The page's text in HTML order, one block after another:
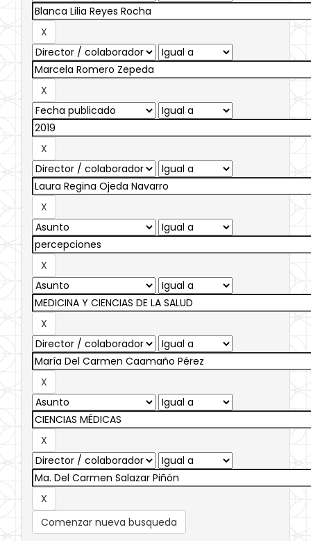
Comenzar nueva busqueda